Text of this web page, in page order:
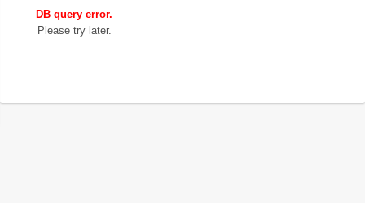
DB query error.
Please try later.